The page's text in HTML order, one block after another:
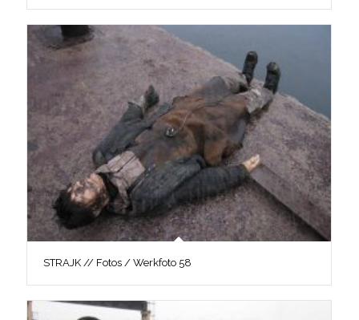
STRAJK // Fotos / Werkfoto 58